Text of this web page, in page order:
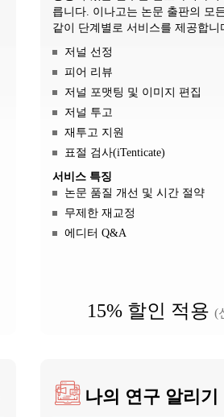
릅니다. 이나고는 논문 출판의 모
같이 단계별로 서비스를 제공합니
저널 선정
피어 리뷰
저널 포맷팅 및 이미지 편집
저널 투고
재투고 지원
표절 검사(iTenticate)
서비스 특징
논문 품질 개선 및 시간 절약
무제한 재교정
에디터 Q&A
15% 할인 적용 (
나의 연구 알리기